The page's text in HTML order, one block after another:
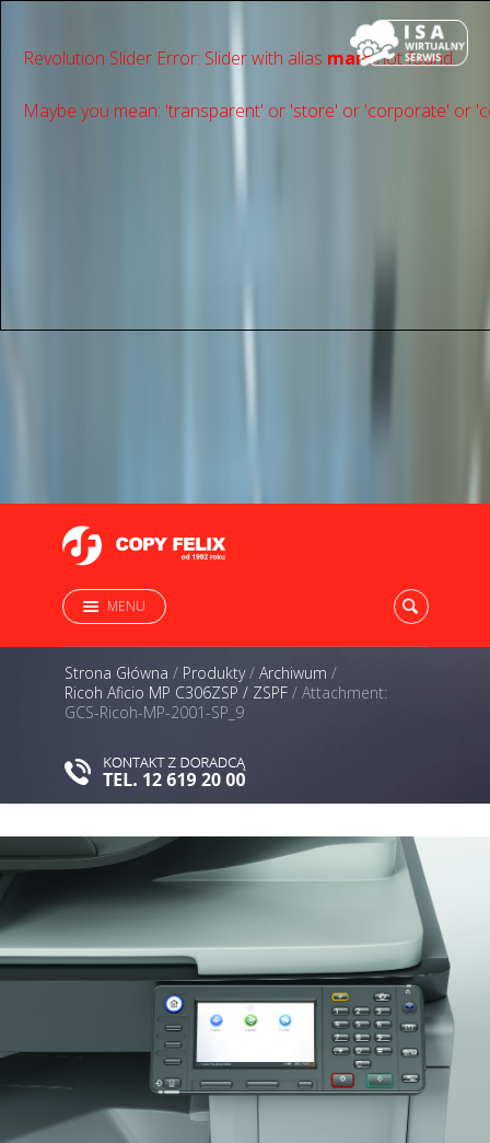
Revolution Slider Error: Slider with alias mainnot found.
Maybe you mean: 'transparent' or 'store' or 'сorporate' or
MENU
Strona Główna / Produkty/ Archiwum /
Ricoh Aficio MP C306ZSP / ZSPF / Attachment:
GCS-Ricoh-MP-2001-SP_9